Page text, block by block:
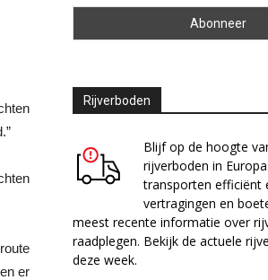
er
Rijverboden
Blijf op de hoogte
rijverboden in
transporten efficiënt
vertragingen en
meest recente informatie over
raadplegen. Bekijk de actuele
deze week.